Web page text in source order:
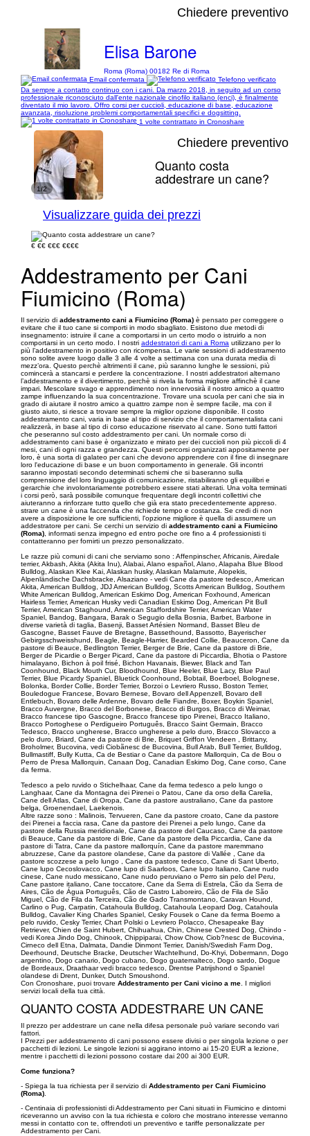
Chiedere preventivo
Elisa Barone
Roma (Roma) 00182 Re di Roma
Email confermata
Telefono verificato
Da sempre a contatto continuo con i cani. Da marzo 2018, in seguito ad un corso
professionale riconosciuto dall'ente nazionale cinofilo italiano (enci), è finalmente
diventato il mio lavoro. Offro corsi per cuccioli, educazione di base, educazione
avanzata, risoluzione problemi comportamentali specifici e dogsitting.
1 volte contrattato in Cronoshare
1/2
Chiedere preventivo
Quanto costa
addestrare un cane?
Visualizzare guida dei prezzi
€ €€ €€€ €€€€
Addestramento per Cani
Fiumicino (Roma)
Il servizio di addestramento cani a Fiumicino (Roma) è pensato per correggere o
evitare che il tuo cane si comporti in modo sbagliato. Esistono due metodi di
insegnamento: istruire il cane a comportarsi in un certo modo o istruirlo a non
comportarsi in un certo modo. I nostri addestratori di cani a Roma utilizzano per lo
più l’addestramento in positivo con ricompensa. Le varie sessioni di addestramento
sono solite avere luogo dalle 3 alle 4 volte a settimana con una durata media di
mezz’ora. Questo perchè altrimenti il cane, più saranno lunghe le sessioni, più
comincerà a stancarsi e perdere la concentrazione. I nostri addestratori alternano
l’addestramento e il divertimento, perchè si rivela la forma migliore affinchè il cane
impari. Mescolare svago e apprendimento non innervosirà il nostro amico a quattro
zampe influenzando la sua concentrazione. Trovare una scuola per cani che sia in
grado di aiutare il nostro amico a quattro zampe non è sempre facile, ma con il
giusto aiuto, si riesce a trovare sempre la miglior opzione disponibile. Il costo
addestramento cani, varia in base al tipo di servizio che il comportamentalista cani
realizzerà, in base al tipo di corso educazione riservato al cane. Sono tutti fattori
che peseranno sul costo addestramento per cani. Un normale corso di
addestramento cani base è organizzato e mirato per dei cuccioli non più piccoli di 4
mesi, cani di ogni razza e grandezza. Questi percorsi organizzati appositamente per
loro, è una sorta di galateo per cani che devono apprendere con il fine di insegnare
loro l'educazione di base e un buon comportamento in generale. Gli incontri
saranno impostati secondo determinati schemi che si baseranno sulla
comprensione del loro linguaggio di comunicazione, ristabiliranno gli equilibri e
gerarchie che involontariamente potrebbero essere stati alterati. Una volta terminati
i corsi però, sarà possibile comunque frequentare degli incontri collettivi che
aiuteranno a rinforzare tutto quello che già era stato precedentemente appreso.
strare un cane è una faccenda che richiede tempo e costanza. Se credi di non
avere a disposizione le ore sufficienti, l'opzione migliore è quella di assumere un
addestratore per cani. Se cerchi un servizio di addestramento cani a Fiumicino
(Roma) , informati senza impegno ed entro poche ore fino a 4 professionisti ti
contatteranno per fornirti un prezzo personalizzato.
Le razze più comuni di cani che serviamo sono : Affenpinscher, Africanis, Airedale
terrier, Akbash, Akita (Akita Inu), Alabai, Alano español, Alano, Alapaha Blue Blood
Bulldog, Alaskan Klee Kai, Alaskan husky, Alaskan Malamute, Alopekis,
Alpenländische Dachsbracke, Alsaziano - vedi Cane da pastore tedesco, American
Akita, American Bulldog, JDJ American Bulldog, Scotts American Bulldog, Southern
White American Bulldog, American Eskimo Dog, American Foxhound, American
Hairless Terrier, American Husky vedi Canadian Eskimo Dog, American Pit Bull
Terrier, American Staghound, American Staffordshire Terrier, American Water
Spaniel, Bandog, Bangara, Barak o Segugio della Bosnia, Barbet, Barbone in
diverse varietà di taglia, Basenji, Basset Artésien Normand, Basset Bleu de
Gascogne, Basset Fauve de Bretagne, Bassethound, Bassotto, Bayerischer
Gebirgsschweisshund, Beagle, Beagle-Harrier, Bearded Collie, Beauceron, Cane da
pastore di Beauce, Bedlington Terrier, Berger de Brie, Cane da pastore di Brie,
Berger de Picardie o Berger Picard, Cane da pastore di Piccardia, Bhotia o Pastore
himalayano, Bichon à poil frisé, Bichon Havanais, Biewer, Black and Tan
Coonhound, Black Mouth Cur, Bloodhound, Blue Heeler, Blue Lacy, Blue Paul
Terrier, Blue Picardy Spaniel, Bluetick Coonhound, Bobtail, Boerboel, Bolognese,
Bolonka, Border Collie, Border Terrier, Borzoi o Levriero Russo, Boston Terrier,
Bouledogue Francese, Bovaro Bernese, Bovaro dell Appenzell, Bovaro dell
Entlebuch, Bovaro delle Ardenne, Bovaro delle Fiandre, Boxer, Boykin Spaniel,
Bracco Auvergne, Bracco del Borbonese, Bracco di Burgos, Bracco di Weimar,
Bracco francese tipo Gascogne, Bracco francese tipo Pirenei, Bracco Italiano,
Bracco Portoghese o Perdigueiro Português, Bracco Saint Germain, Bracco
Tedesco, Bracco ungherese, Bracco ungherese a pelo duro, Bracco Slovacco a
pelo duro, Briard, Cane da pastore di Brie, Briquet Griffon Vendeen , Brittany,
Broholmer, Bucovina, vedi Ciobãnesc de Bucovina, Bull Arab, Bull Terrier, Bulldog,
Bullmastiff, Bully Kutta, Ca de Bestiar o Cane da pastore Mallorquin, Ca de Bou o
Perro de Presa Mallorquin, Canaan Dog, Canadian Eskimo Dog, Cane corso, Cane
da ferma.
Tedesco a pelo ruvido o Stichelhaar, Cane da ferma tedesco a pelo lungo o
Langhaar, Cane da Montagna dei Pirenei o Patou, Cane da orso della Carelia,
Cane dell Atlas, Cane di Oropa, Cane da pastore australiano, Cane da pastore
belga, Groenendael, Laekenois.
Altre razze sono : Malinois, Tervueren, Cane da pastore croato, Cane da pastore
dei Pirenei a faccia rasa, Cane da pastore dei Pirenei a pelo lungo, Cane da
pastore della Russia meridionale, Cane da pastore del Caucaso, Cane da pastore
di Beauce, Cane da pastore di Brie, Cane da pastore della Piccardia, Cane da
pastore di Tatra, Cane da pastore mallorquín, Cane da pastore maremmano
abruzzese, Cane da pastore olandese, Cane da pastore di Vallée , Cane da
pastore scozzese a pelo lungo , Cane da pastore tedesco, Cane di Sant Uberto,
Cane lupo Cecoslovacco, Cane lupo di Saarloos, Cane lupo Italiano, Cane nudo
cinese, Cane nudo messicano, Cane nudo peruviano o Perro sin pelo del Peru,
Cane pastore italiano, Cane toccatore, Cane da Serra di Estrela, Cão da Serra de
Aires, Cão de Água Português, Cão de Castro Laboreiro, Cão de Fila de São
Miguel, Cão de Fila da Terceira, Cão de Gado Transmontano, Caravan Hound,
Carlino o Pug, Carpatin, Catahoula Bulldog, Catahoula Leopard Dog, Catahoula
Bulldog, Cavalier King Charles Spaniel, Cesky Fousek o Cane da ferma Boemo a
pelo ruvido, Cesky Terrier, Chart Polski o Levriero Polacco, Chesapeake Bay
Retriever, Chien de Saint Hubert, Chihuahua, Chin, Chinese Crested Dog, Chindo -
vedi Korea Jindo Dog, Chinook, Chippiparai, Chow Chow, Ciob?nesc de Bucovina,
Cirneco dell Etna, Dalmata, Dandie Dinmont Terrier, Danish/Swedish Farm Dog,
Deerhound, Deutsche Bracke, Deutscher Wachtelhund, Do-Khyi, Dobermann, Dogo
argentino, Dogo canario, Dogo cubano, Dogo guatemalteco, Dogo sardo, Dogue
de Bordeaux, Draathaar vedi bracco tedesco, Drentse Patrijshond o Spaniel
olandese di Drent, Dunker, Dutch Smoushond.
Con Cronoshare, puoi trovare Addestramento per Cani vicino a me . I migliori
servizi locali della tua città.
QUANTO COSTA ADDESTRARE UN CANE
Il prezzo per addestrare un cane nella difesa personale può variare secondo vari
fattori.
I Prezzi per addestramento di cani possono essere divisi o per singola lezione o per
pacchetti di lezioni. Le singole lezioni si aggirano intorno ai 15-20 EUR a lezione,
mentre i pacchetti di lezioni possono costare dai 200 ai 300 EUR.
Come funziona?
- Spiega la tua richiesta per il servizio di Addestramento per Cani Fiumicino
(Roma)
- Centinaia di professionisti di Addestramento per Cani situati in Fiumicino e dintorni
riceveranno un avviso con la tua richiesta e coloro che mostrano interesse verranno
messi in contatto con te, offrendoti un preventivo e tariffe personalizzate per
Addestramento per Cani.